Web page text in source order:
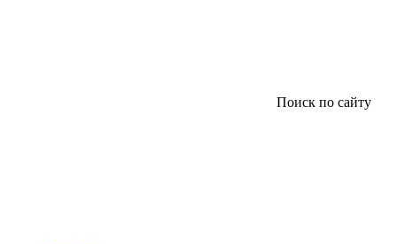
Поиск по сайту